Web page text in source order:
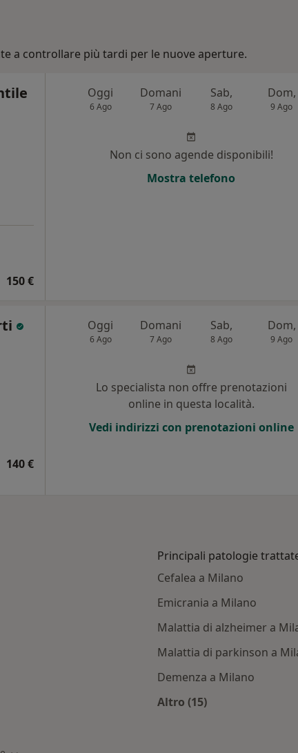
a controllare più tardi per le nuove aperture.
150 €
Oggi
6 Ago
Domani
7 Ago
Sab,
8 Ago
Dom,
9 Ago
Non ci sono agende disponibili!
Mostra telefono
140 €
Oggi
6 Ago
Domani
7 Ago
Sab,
8 Ago
Dom,
9 Ago
Lo specialista non offre prenotazioni
online in questa località.
Vedi indirizzi con prenotazioni online
Principali patologie
Cefalea a Milano
Emicrania a Milano
Malattia di alzheimer a
Malattia di parkinson a
Demenza a Milano
Altro (15)